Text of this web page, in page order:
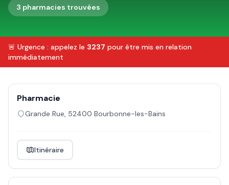
3 pharmacies trouvées
🚨 Urgence : appelez le 3237 pour être mis en relation
immédiatement
Pharmacie
Grande Rue, 52400 Bourbonne-les-Bains
Itinéraire